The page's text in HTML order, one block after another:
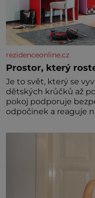
rezidenceonline.cz
Prostor, který
Je to svět, který se
dětských krůčků až
pokoj podporuje
odpočinek a reaguje
jednoduchost,